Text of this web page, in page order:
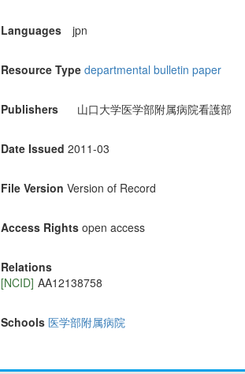
Languages jpn
Resource Type departmental bulletin paper
Publishers 山口大学医学部附属病院看護部
Date Issued 2011-03
File Version Version of Record
Access Rights open access
Relations
[NCID] AA12138758
Schools 医学部附属病院